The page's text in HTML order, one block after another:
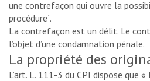
une contrefaçon qui ouvre la
procédure`.
La contrefaçon est un délit. Le
l’objet d’une condamnation pénale.
La propriété des
L’art. L. 111-3 du CPI dispose que